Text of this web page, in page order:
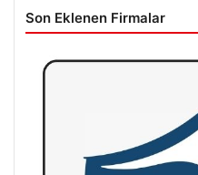
Son Eklenen Firmalar